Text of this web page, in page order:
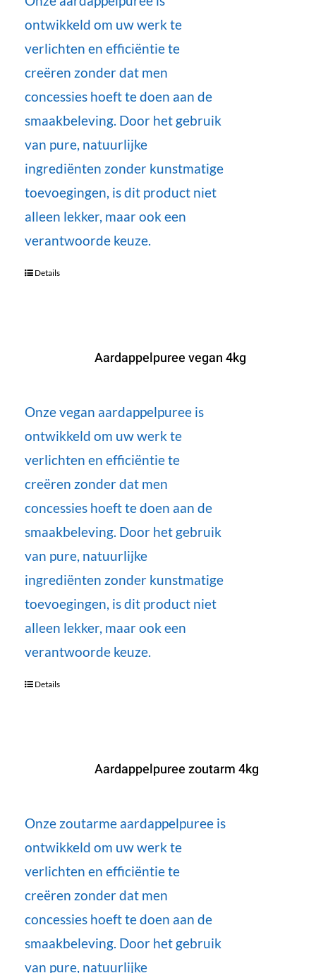
ontwikkeld om uw werk te
verlichten en efficiëntie te
creëren zonder dat men
concessies hoeft te doen aan de
smaakbeleving. Door het gebruik
van pure, natuurlijke
ingrediënten zonder kunstmatige
toevoegingen, is dit product niet
alleen lekker, maar ook een
verantwoorde keuze.
Details
Aardappelpuree vegan 4kg
Onze vegan aardappelpuree is
ontwikkeld om uw werk te
verlichten en efficiëntie te
creëren zonder dat men
concessies hoeft te doen aan de
smaakbeleving. Door het gebruik
van pure, natuurlijke
ingrediënten zonder kunstmatige
toevoegingen, is dit product niet
alleen lekker, maar ook een
verantwoorde keuze.
Details
Aardappelpuree zoutarm 4kg
Onze zoutarme aardappelpuree is
ontwikkeld om uw werk te
verlichten en efficiëntie te
creëren zonder dat men
concessies hoeft te doen aan de
smaakbeleving. Door het gebruik
van pure, natuurlijke